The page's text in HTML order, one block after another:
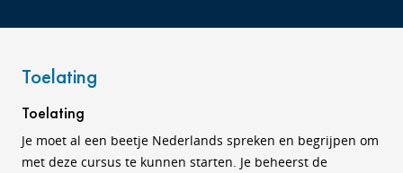
Toelating
Toelating
Je moet al een beetje Nederlands spreken en begrijpen om
met deze cursus te kunnen starten. Je beheerst de